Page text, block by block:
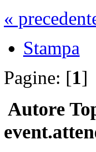
«
Stampa
Pagine: [1]
Autore